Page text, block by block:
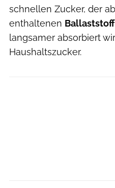
schnellen Zucker, der
enthaltenen
langsamer absorbiert
Haushaltszucker.